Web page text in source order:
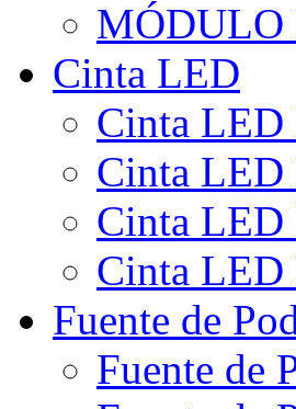
MÓDULO
Cinta LED
Cinta
Cinta
Cinta LED
Cinta LED
Fuente de
Fuente de